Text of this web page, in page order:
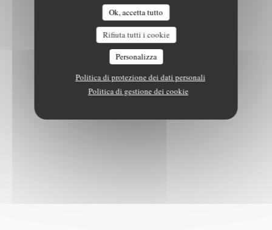
Ok, accetta tutto
Rifiuta tutti i cookie
Personalizza
Politica di protezione dei dati personali
Politica di gestione dei cookie